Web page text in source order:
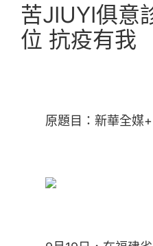
苦JIUYI俱意
位 抗疫有我
原題目：新華全媒+